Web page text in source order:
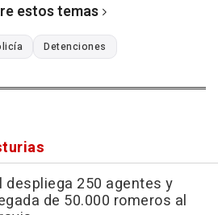
estos temas
Detenciones
despliega 250 agentes y
de 50.000 romeros al